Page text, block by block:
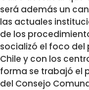
será además un
las actuales
de los
socializó el foco
Chile y con los
forma se trabajó el
del Consejo